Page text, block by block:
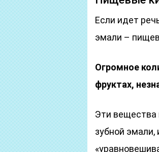
Если идет
эмали –
Огромное
фруктах,
Эти вещества
зубной эмали,